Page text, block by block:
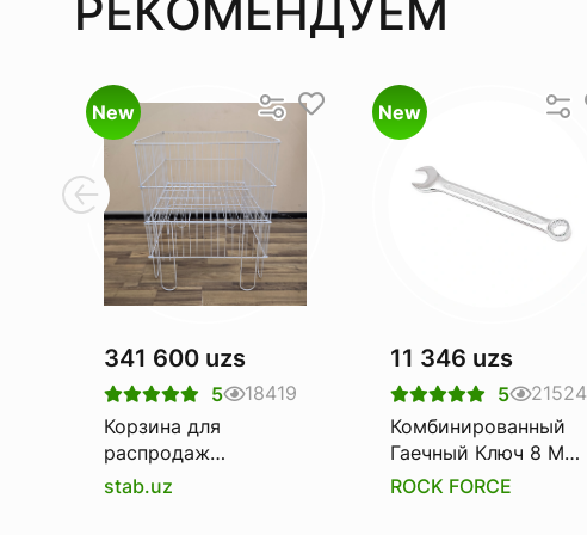
РЕКОМЕНДУЕМ
New
341 600 uzs
5
18419
Корзина для
распродаж
(Корзина-
stab.uz
New
11 346 uzs
5
21524
Комбинированный
Гаечный Ключ 8 Мм.
Rockforce Rf-75508
ROCK FORCE